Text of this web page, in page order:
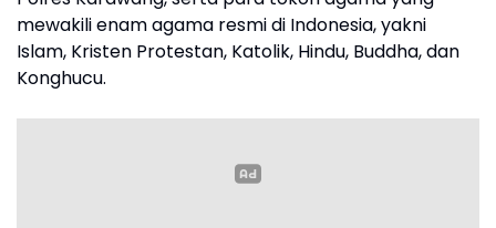
mewakili enam agama resmi di Indonesia, yakni
Islam, Kristen Protestan, Katolik, Hindu, Buddha, dan
Konghucu.